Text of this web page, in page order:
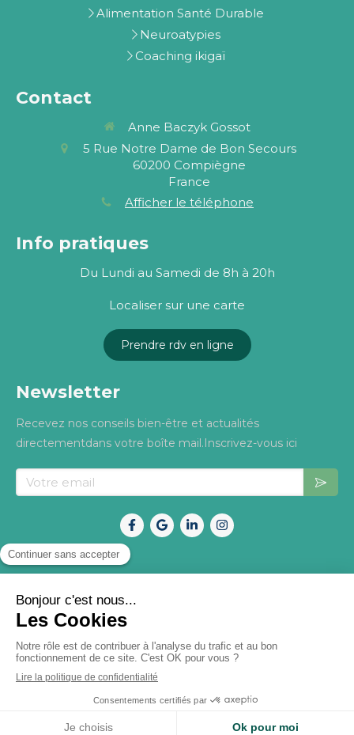
Alimentation Santé Durable
Neuroatypies
Coaching ikigaï
Contact
Anne Baczyk Gossot
5 Rue Notre Dame de Bon Secours
60200 Compiègne
France
Afficher le téléphone
Info pratiques
Du Lundi au Samedi de 8h à 20h
Localiser sur une carte
Prendre rdv en ligne
Newsletter
Recevez nos conseils bien-être et actualités
directementdans votre boîte mail.Inscrivez-vous ici
Votre email
Politique de confidentialité
©2026 OsteoNature –Tous droits réservés. Site
conçu avec soin pour mieux vous accompagner.
Site partenaire de